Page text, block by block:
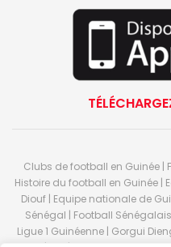
Clubs de football en Guinée |
Histoire du football en Guinée |
Diouf | Equipe nationale de
Sénégal | Football
Ligue 1 Guinéenne | Gorgui